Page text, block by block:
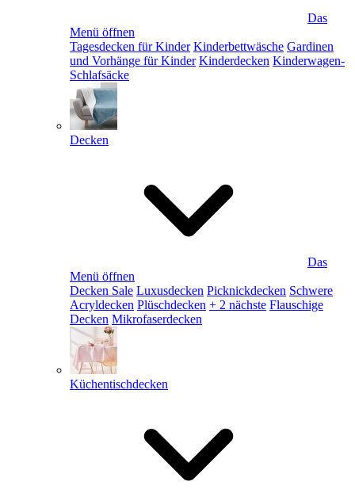
Das
Menü öffnen
Tagesdecken für Kinder Kinderbettwäsche Gardinen
und Vorhänge für Kinder Kinderdecken Kinderwagen-
Schlafsäcke
Decken
Das
Menü öffnen
Decken Sale Luxusdecken Picknickdecken Schwere
Acryldecken Plüschdecken + 2 nächste Flauschige
Decken Mikrofaserdecken
Küchentischdecken